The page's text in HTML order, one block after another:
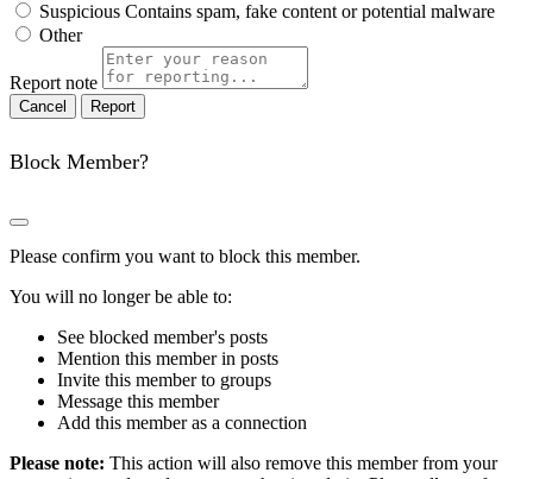
Suspicious Contains spam, fake content or potential malware
Other
Report note
Report
Block Member?
Please confirm you want to block this member.
You will no longer be able to:
See blocked member's posts
Mention this member in posts
Invite this member to groups
Message this member
Add this member as a connection
Please note: This action will also remove this member from your